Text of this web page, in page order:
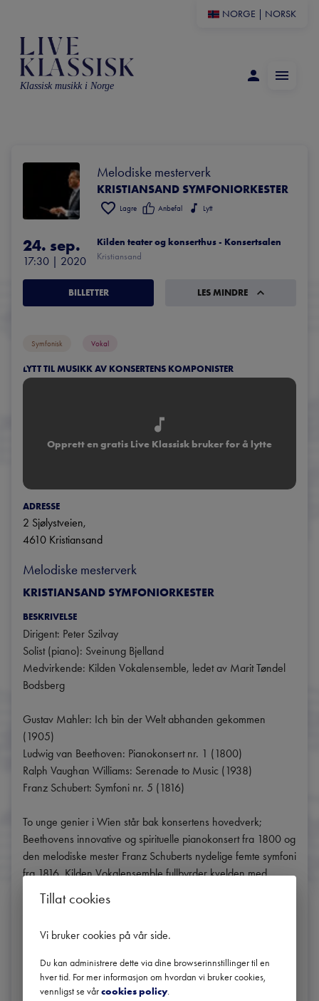
NORGE NORSK
Klassisk musikk i Norge
Melodiske mesterverk
KRISTIANSAND SYMFONIORKESTER
Lagre Anbefal Lytt
24. sep.
17:30 | 2020
Kilden teater og konserthus - Konsertsalen
Kristiansand
BILLETTER LES MINDRE
Symfonisk Vokal
LYTT TIL MUSIKK AV KONSERTENS KOMPONISTER
Opprett en gratis Live Klassisk bruker for å lytte
ADRESSE
2 Sjølystveien,
4610 Kristiansand
Melodiske mesterverk
KRISTIANSAND SYMFONIORKESTER
BESKRIVELSE
Dirigent: Peter Szilvay
Solist (piano): Sveinung Bjelland
Medvirkende: Kilden Vokalensemble, ledet av Marit Tøndel
Bodsberg
Gustav Mahler: Ich bin der Welt abhanden gekommen
(1905)
Ludwig van Beethoven: Pianokonsert nr. 1 (1800)
Ralph Vaughan Williams: Serenade to Music (1938)
Franz Schubert: Symfoni nr. 5 (1816)
To unge genier i Wien står bak konsertens hovedverk;
Beethovens innovative og spirituelle pianokonsert fra 1800 og
den melodiske mester Franz Schuberts nydelige femte symfoni
fra 1816. Kilden Vokalensemble fullbyrder kvelden med
henrivende senromantikk signert Gustav Mahler, etterfulgt av
Ralph Vaughan Williams verk for solistisk kor, først fremført på
Wood.
Om smittevern:
Kilden er opptatt av å skape trygghet for våre gjester, og vi
Tillat cookies
Vi bruker cookies på vår side.
Du kan administrere dette via dine browserinnstillinger til en
hver tid. For mer informasjon om hvordan vi bruker cookies,
vennligst se vårcookies policy.